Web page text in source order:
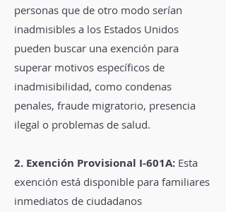
personas que de otro modo serían
inadmisibles a los Estados Unidos
pueden buscar una exención para
superar motivos específicos de
inadmisibilidad, como condenas
penales, fraude migratorio, presencia
ilegal o problemas de salud.
2. Exención Provisional I-601A: Esta
exención está disponible para familiares
inmediatos de ciudadanos